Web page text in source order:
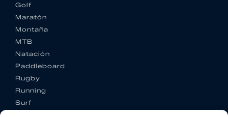
Golf
Maratón
Montaña
MTB
Natación
Paddleboard
Rugby
Running
Surf